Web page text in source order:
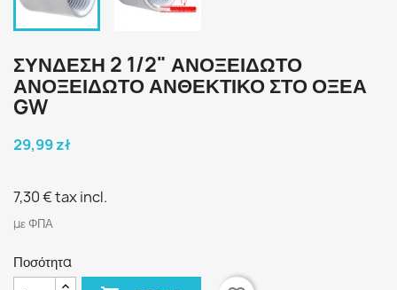
ΣΥΝΔΕΣΗ 2 1/2" ΑΝΟΞΕΙΔΩΤΟ
ΑΝΟΞΕΙΔΩΤΟ ΑΝΘΕΚΤΙΚΟ ΣΤΟ ΟΞΕΑ
GW
29,99 zł
7,30 €tax incl.
με ΦΠΑ
Ποσότητα